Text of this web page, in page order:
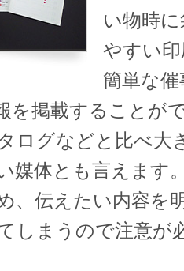
い物時
やすい
簡単な
を掲載することが
ログなどと比べ大
媒体とも言えます
、伝えたい内容を
しまうので注意が